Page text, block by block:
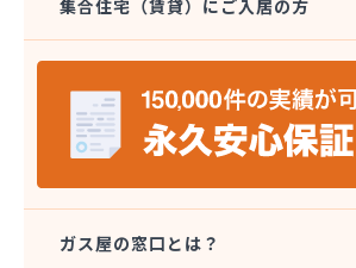
丸子日通プロパン販売有限会社
宮原酸素株式会社 長野営業所
宮島燃料店
協同組合千曲エルピーガス供給セン
橋本産業株式会社 丸子連絡所
桐原ガス燃料株式会社
鍵田プロパンガス
戸倉オートガス・スタンド
集合住宅（賃貸）にご入居の方
ガス屋の窓口とは？